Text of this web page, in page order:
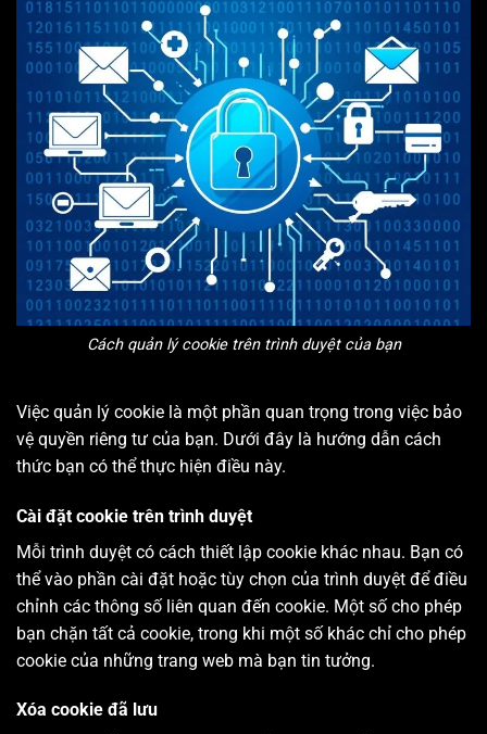
Cách quản lý cookie trên trình duyệt của bạn
Việc quản lý cookie là một phần quan trọng trong việc bảo
vệ quyền riêng tư của bạn. Dưới đây là hướng dẫn cách
thức bạn có thể thực hiện điều này.
Cài đặt cookie trên trình duyệt
Mỗi trình duyệt có cách thiết lập cookie khác nhau. Bạn có
thể vào phần cài đặt hoặc tùy chọn của trình duyệt để điều
chỉnh các thông số liên quan đến cookie. Một số cho phép
bạn chặn tất cả cookie, trong khi một số khác chỉ cho phép
cookie của những trang web mà bạn tin tưởng.
Xóa cookie đã lưu